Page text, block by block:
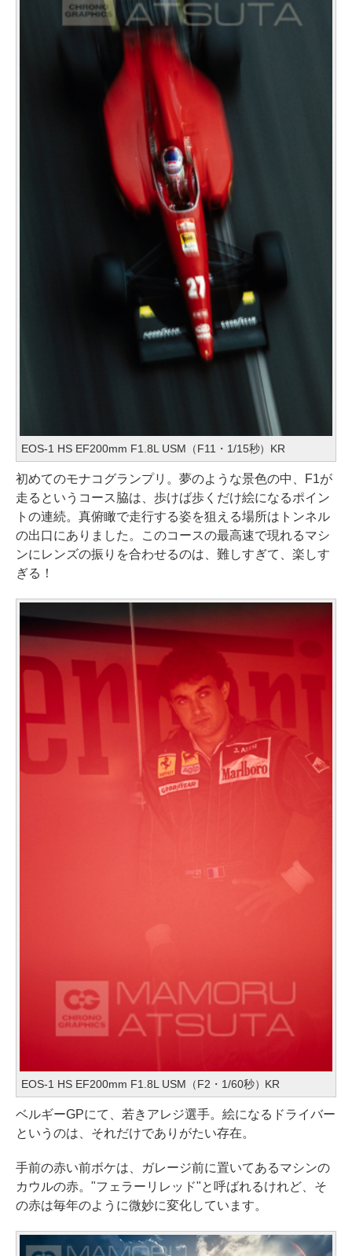
EOS-1 HS EF200mm F1.8L USM（F11・1/15秒）KR
初めてのモナコグランプリ。夢のような景色の中、F1が
走るというコース脇は、歩けば歩くだけ絵になるポイン
トの連続。真俯瞰で走行する姿を狙える場所はトンネル
の出口にありました。このコースの最高速で現れるマシ
ンにレンズの振りを合わせるのは、難しすぎて、楽しす
ぎる！
EOS-1 HS EF200mm F1.8L USM（F2・1/60秒）KR
ベルギーGPにて、若きアレジ選手。絵になるドライバー
というのは、それだけでありがたい存在。
手前の赤い前ボケは、ガレージ前に置いてあるマシンの
カウルの赤。"フェラーリレッド"と呼ばれるけれど、そ
の赤は毎年のように微妙に変化しています。